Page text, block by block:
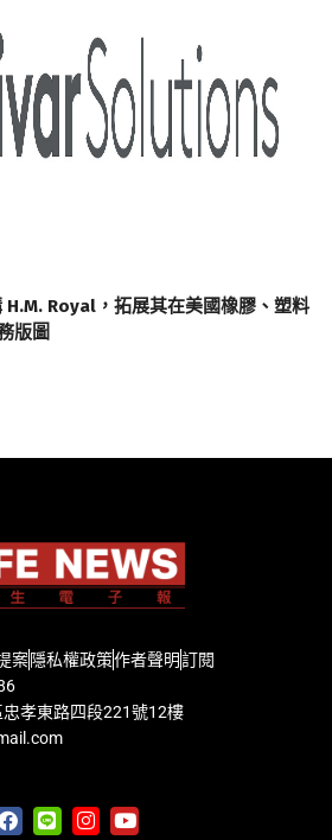
Royal，拓展其在美國橡膠、塑料
版圖
案隱私權政策作者聲明訂閱
孝東路四段221號12樓